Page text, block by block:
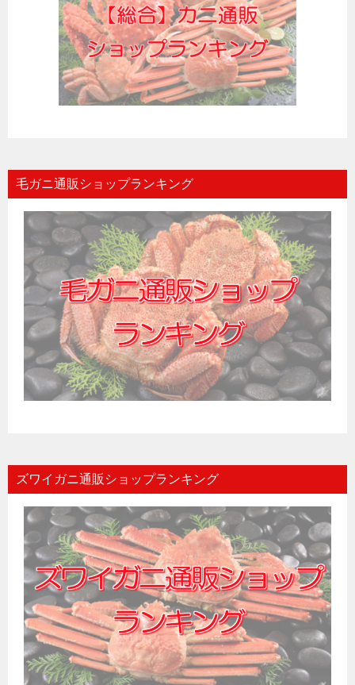
毛ガニ通販ショップランキング
ズワイガニ通販ショップランキング